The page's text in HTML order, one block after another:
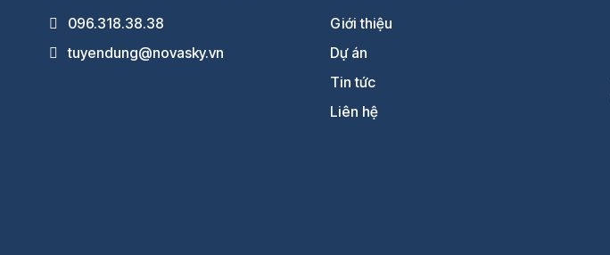
096.318.38.38
tuyendung@novasky.vn
Giới thiệu
Dự án
Tin tức
Liên hệ